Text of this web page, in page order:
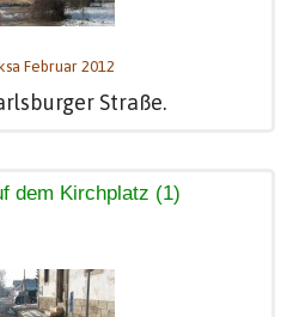
Februar 2012
Straße.
dem Kirchplatz (1)